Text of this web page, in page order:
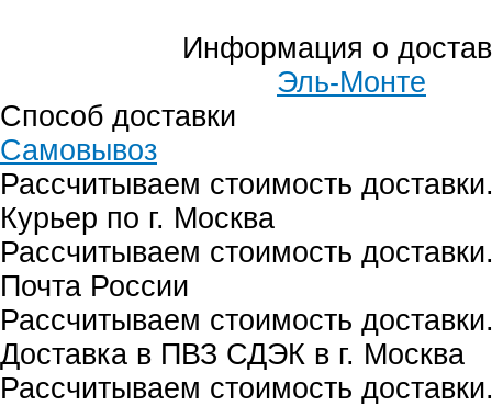
Информация о
Эль-Монте
Способ доставки
Самовывоз
Рассчитываем стоимость
Курьер по г. Москва
Рассчитываем стоимость
Почта России
Рассчитываем стоимость
Доставка в ПВЗ СДЭК в г. Москва
Рассчитываем стоимость